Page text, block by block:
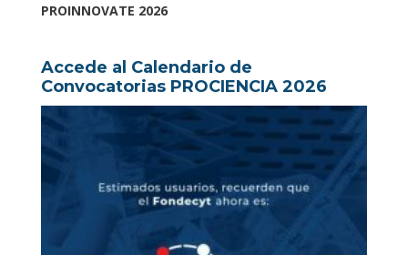
PROINNOVATE 2026
Accede al Calendario de
Convocatorias PROCIENCIA 2026